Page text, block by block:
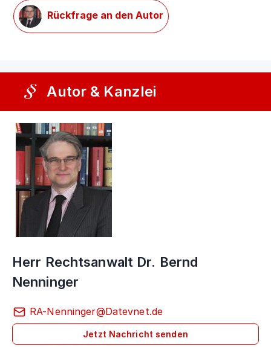
Rückfrage an den Autor
Autor & Kanzlei
Herr Rechtsanwalt Dr. Bernd
Nenninger
RA-Nenninger@Datevnet.de
Jetzt Nachricht senden